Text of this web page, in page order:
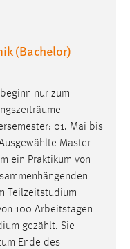
(Bachelor)
nur zum
01. Mai bis
Master
ein Praktikum von
Teilzeitstudium
100 Arbeitstagen
gezählt. Sie
Ende des
an der Website
anonym.